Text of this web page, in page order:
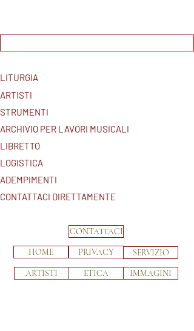
CONTATTACI
PRIVACY
ETICA
HOME
SERVIZIO
ARTISTI
IMMAGINI
LITURGIA
ARTISTI
STRUMENTI
ARCHIVIO PER LAVORI MUSICALI
LIBRETTO
LOGISTICA
ADEMPIMENTI
CONTATTACI DIRETTAMENTE